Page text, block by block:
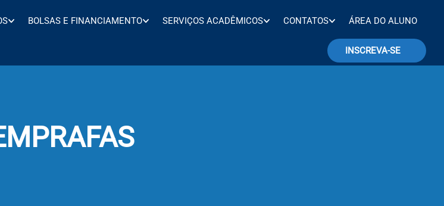
BOLSAS E FINANCIAMENTO SERVIÇOS ACADÊMICOS CONTATOS ÁREA DO ALUNO
INSCREVA-SE